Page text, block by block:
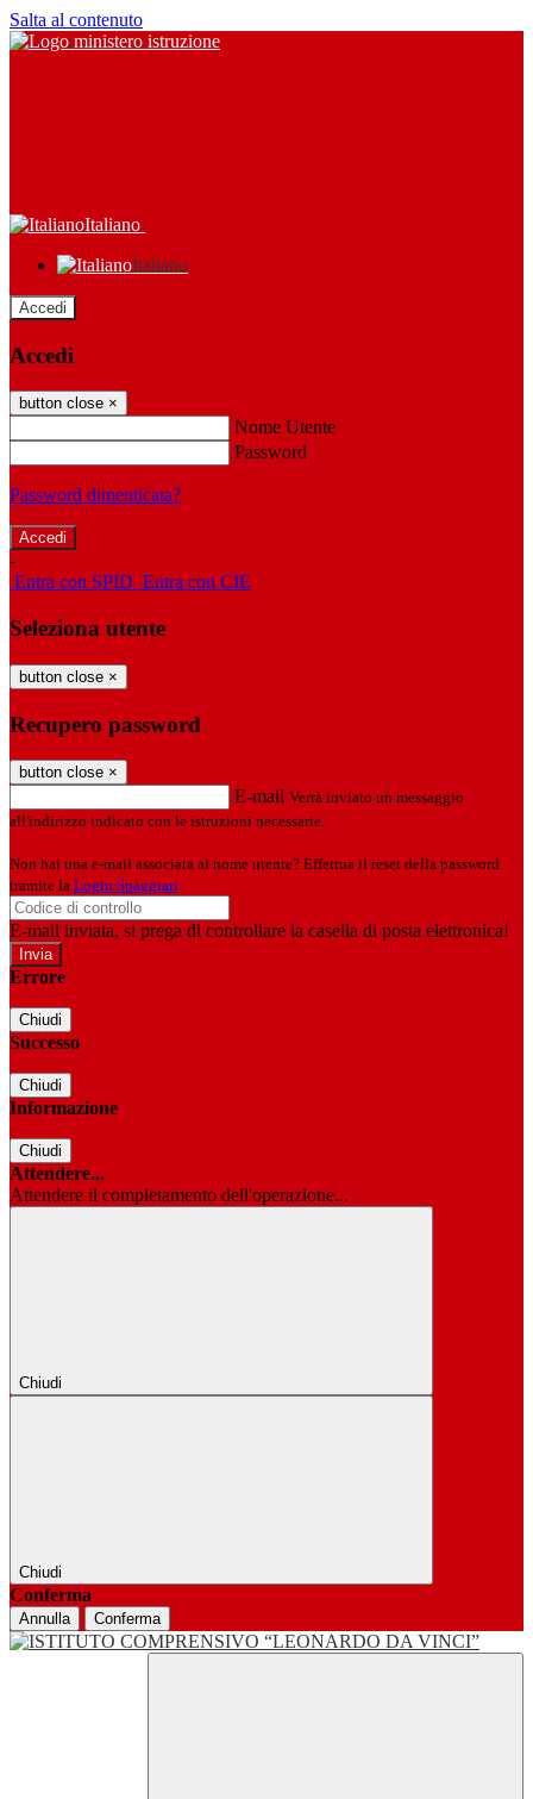
Salta al contenuto
Italiano
Italiano
Accedi
Accedi
button close ×
Nome Utente
Password
Password dimenticata?
-
Entra con SPID Entra con CIE
Seleziona utente
button close ×
Recupero password
button close ×
E-mail Verrà inviato un messaggio
all'indirizzo indicato con le istruzioni necessarie.
Non hai una e-mail associata al nome utente? Effettua il reset della password
tramite la Login Spaggiari
E-mail inviata, si prega di controllare la casella di posta elettronica!
Errore
Chiudi
Successo
Chiudi
Informazione
Chiudi
Attendere...
Attendere il completamento dell'operazione...
Chiudi
Chiudi
Conferma
Annulla Conferma